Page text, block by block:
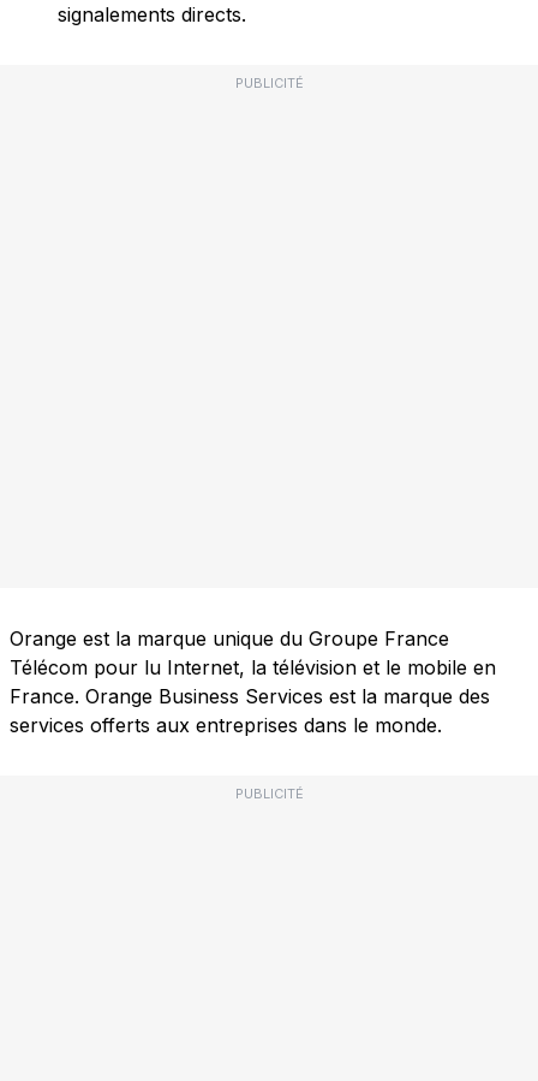
signalements directs.
PUBLICITÉ
Orange est la marque unique du Groupe France
Télécom pour lu Internet, la télévision et le mobile en
France. Orange Business Services est la marque des
services offerts aux entreprises dans le monde.
PUBLICITÉ